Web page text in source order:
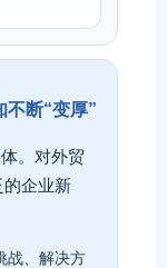
不断“变厚”
。对外贸
的企业新
战、解决方